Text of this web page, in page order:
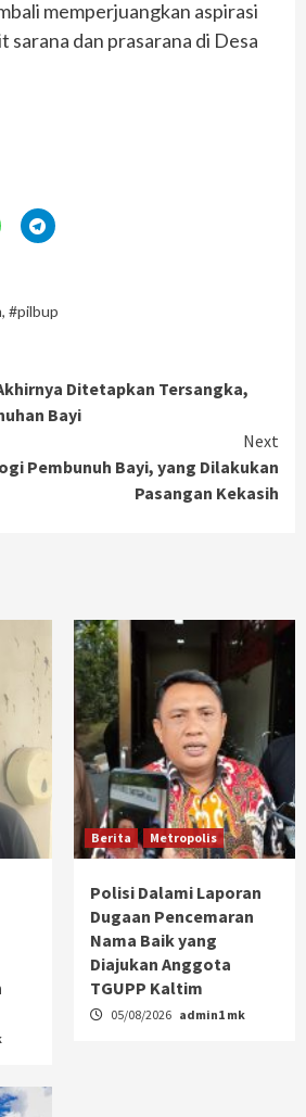
memperjuangkan aspirasi
sarana dan prasarana di Desa
, #pilbup
Ditetapkan Tersangka,
Bayi
Next
Pembunuh Bayi, yang Dilakukan
Pasangan Kekasih
Berita Metropolis
Polisi Dalami Laporan
Dugaan Pencemaran
Nama Baik yang
Diajukan Anggota
TGUPP Kaltim
05/08/2026 admin1 mk